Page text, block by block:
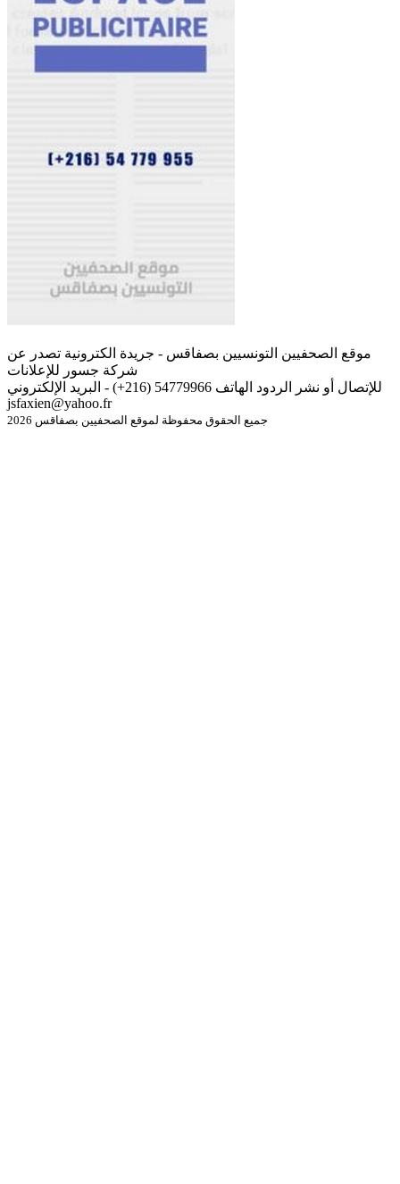
موقع الصحفيين التونسيين بصفاقس - جريدة الكترونية تصدر عن
شركة جسور للإعلانات
للإتصال أو نشر الردود الهاتف 54779966 (216+) - البريد الإلكتروني
jsfaxien@yahoo.fr
جميع الحقوق محفوظة لموقع الصحفيين بصفاقس 2026